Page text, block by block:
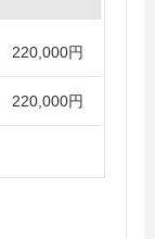
220,000円
220,000円